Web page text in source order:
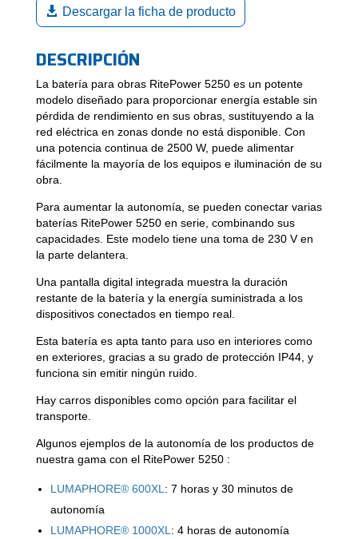
Descargar la ficha de producto
DESCRIPCIÓN
La batería para obras RitePower 5250 es un potente
modelo diseñado para proporcionar energía estable sin
pérdida de rendimiento en sus obras, sustituyendo a la
red eléctrica en zonas donde no está disponible. Con
una potencia continua de 2500 W, puede alimentar
fácilmente la mayoría de los equipos e iluminación de su
obra.
Para aumentar la autonomía, se pueden conectar varias
baterías RitePower 5250 en serie, combinando sus
capacidades. Este modelo tiene una toma de 230 V en
la parte delantera.
Una pantalla digital integrada muestra la duración
restante de la batería y la energía suministrada a los
dispositivos conectados en tiempo real.
Esta batería es apta tanto para uso en interiores como
en exteriores, gracias a su grado de protección IP44, y
funciona sin emitir ningún ruido.
Hay carros disponibles como opción para facilitar el
transporte.
Algunos ejemplos de la autonomía de los productos de
nuestra gama con el RitePower 5250 :
LUMAPHORE® 600XL : 7 horas y 30 minutos de
autonomía
LUMAPHORE® 1000XL : 4 horas de autonomía